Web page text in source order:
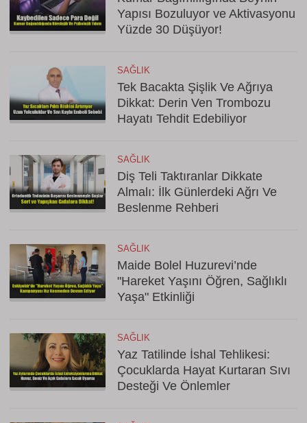
Yapısı Bozuluyor ve Aktivasyonu
Yüzde 30 Düşüyor!
SAĞLIK
Tek Bacakta Şişlik Ve Ağrıya
Dikkat: Derin Ven Trombozu
Hayatı Tehdit Edebiliyor
SAĞLIK
Diş Teli Taktıranlar Dikkate
Almalı: İlk Günlerdeki Ağrı Ve
Beslenme Rehberi
SAĞLIK
Maide Bolel Huzurevi’nde
"Hareket Yaşını Öğren, Sağlıklı
Yaşa" Etkinliği
SAĞLIK
Yaz Tatilinde İshal Tehlikesi:
Çocuklarda Hayat Kurtaran Sıvı
Desteği Ve Önlemler